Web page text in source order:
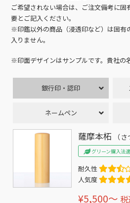
ご希望されない場合は、ご注文備考に固
要とご記入ください。
※印鑑以外の商品（浸透印など）は固有
入りません。
※印面デザインはサンプルです。貴社の
銀行印・認印
ネームペン
薩摩本柘 （
グリーン購入法
耐久性
人気度
¥5,500〜